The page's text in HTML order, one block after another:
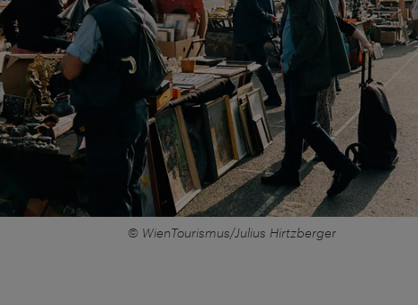
© WienTourismus/Julius Hirtzberger